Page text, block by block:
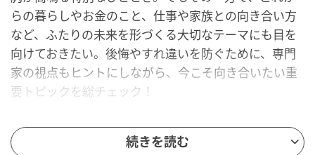
らの暮らしやお金のこと、仕事や家族との向き合い方
など、ふたりの未来を形づくる大切なテーマにも目を
向けておきたい。後悔やすれ違いを防ぐために、専門
家の視点もヒントにしながら、今こそ向き合いたい重
要トピックを総チェック！
続きを読む